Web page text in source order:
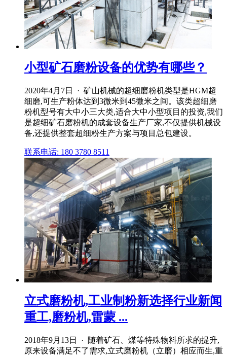
小型矿石磨粉设备的优势有哪些？
2020年4月7日 · 矿山机械的超细磨粉机类型是HGM超
细磨,可生产粉体达到3微米到45微米之间。该类超细磨
粉机型号有大中小三大类,适合大中小型项目的投资,我们
是超细矿石磨粉机的成套设备生产厂家,不仅提供机械设
备,还提供整套超细粉生产方案与项目总包建设。
联系电话: 180 3780 8511
立式磨粉机,工业制粉新选择行业新闻
重工,磨粉机,雷蒙 ...
2018年9月13日 · 随着矿石、煤等特殊物料所求的提升,
原来设备满足不了需求,立式磨粉机（立磨）相应而生,重